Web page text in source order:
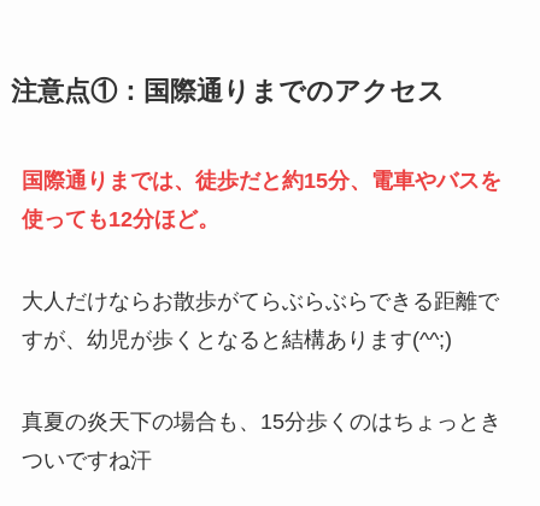
注意点①：国際通りまでのアクセス
国際通りまでは、徒歩だと約15分、電車やバスを
使っても12分ほど。
大人だけならお散歩がてらぶらぶらできる距離で
すが、幼児が歩くとなると結構あります(^^;)
真夏の炎天下の場合も、15分歩くのはちょっとき
ついですね汗